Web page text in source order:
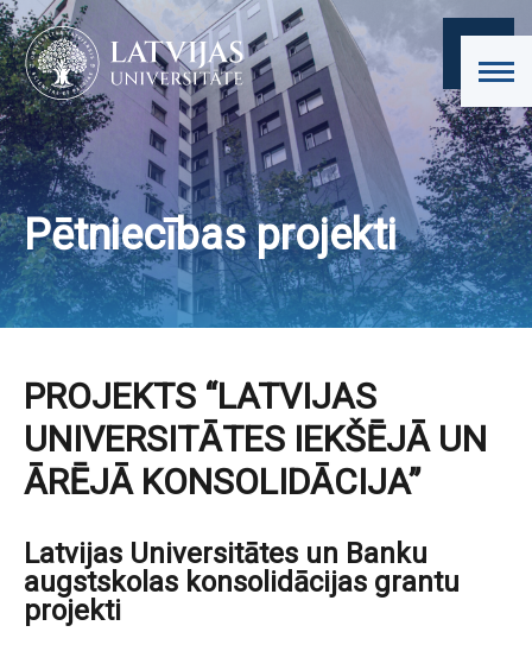
Pētniecības projekti
PROJEKTS “LATVIJAS
UNIVERSITĀTES IEKŠĒJĀ UN
ĀRĒJĀ KONSOLIDĀCIJA”
Latvijas Universitātes un Banku
augstskolas konsolidācijas grantu
projekti